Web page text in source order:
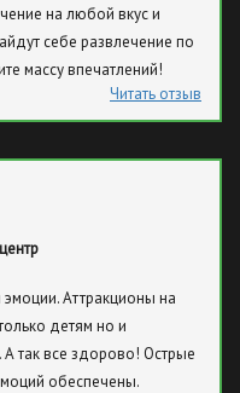
на любой вкус и
себе развлечение по
массу впечатлений!
Читать отзыв
Аттракционы на
детям но и
А так все здорово! Острые
обеспечены.